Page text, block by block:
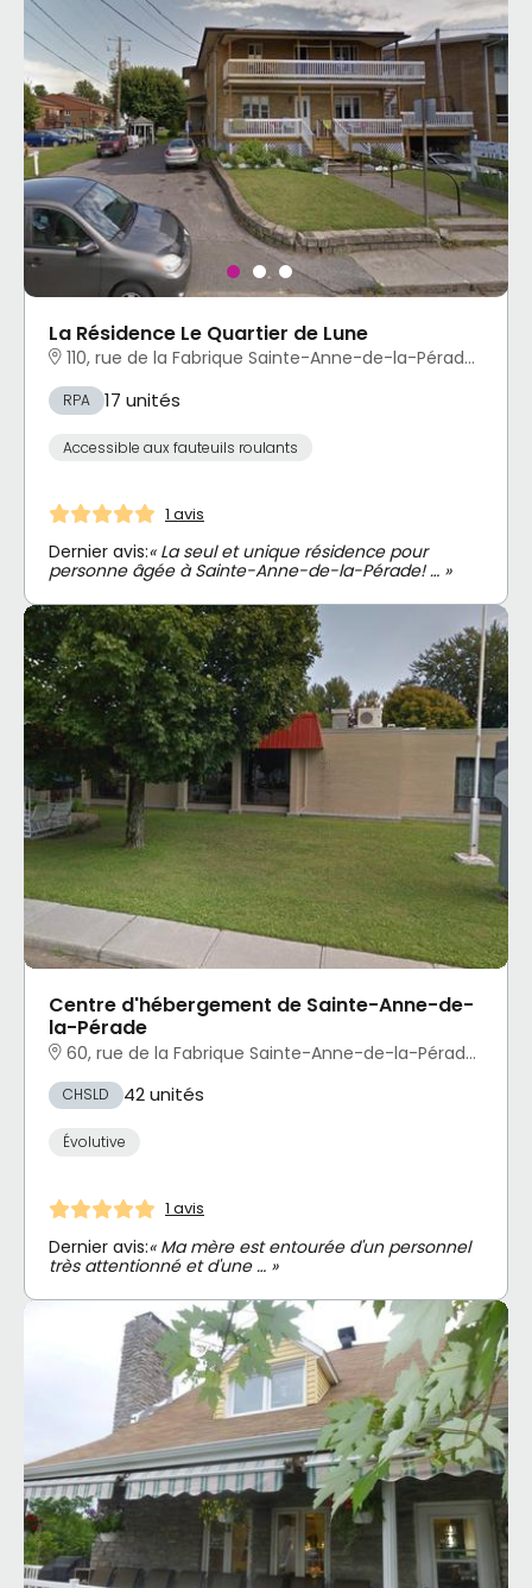
La Résidence Le Quartier de Lune
110, rue de la Fabrique Sainte-Anne-de-la-Pérade, QC
RPA 17 unités
Accessible aux fauteuils roulants
1 avis
Dernier avis:« La seul et unique résidence pour
personne âgée à Sainte-Anne-de-la-Pérade! … »
Centre d'hébergement de Sainte-Anne-de-
la-Pérade
60, rue de la Fabrique Sainte-Anne-de-la-Pérade, QC
CHSLD 42 unités
Évolutive
1 avis
Dernier avis:« Ma mère est entourée d'un personnel
très attentionné et d'une … »